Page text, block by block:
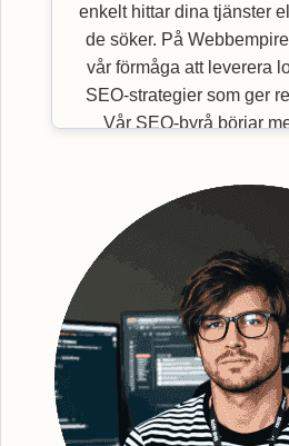
enkelt hittar dina tjänster
de söker. På
vår förmåga att leverera
SEO-strategier som ger
Vår SEO-byrå börjar
Genom en effektiv
organiska sökstrategier,
bättre synlighet för din
grundlig analys och
strategiska sökord,
webbplats - från
metadata. Detta gör att
webbplats ranking och
övergripande